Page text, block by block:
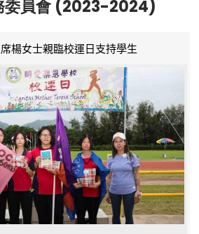
委員會 (2023-2024)
楊女士親臨校運日支持學生